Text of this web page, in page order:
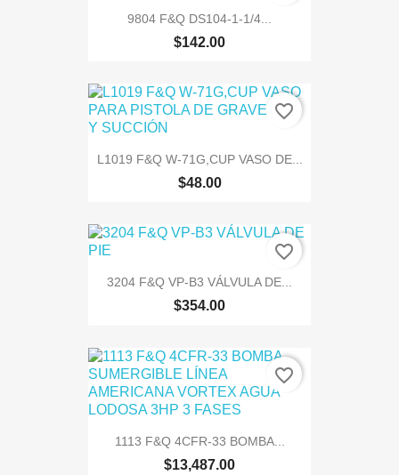
9804 F&Q DS104-1-1/4...
$142.00
L1019 F&Q W-71G,CUP VASO DE...
$48.00
favorite_border
3204 F&Q VP-B3 VÁLVULA DE...
$354.00
favorite_border
1113 F&Q 4CFR-33 BOMBA...
$13,487.00
favorite_border